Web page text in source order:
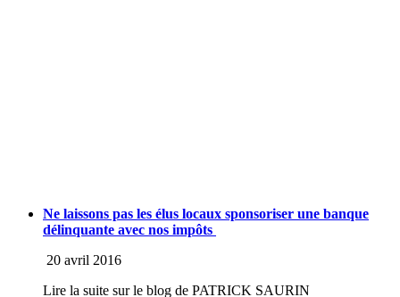
Ne laissons pas les élus locaux sponsoriser une banque
délinquante avec nos impôts
20 avril 2016
Lire la suite sur le blog de PATRICK SAURIN